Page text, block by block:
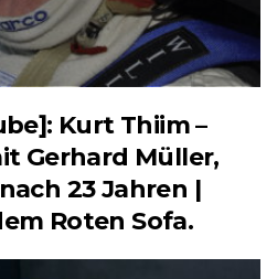
Kurt Thiim –
Gerhard Müller,
23 Jahren |
Roten Sofa.